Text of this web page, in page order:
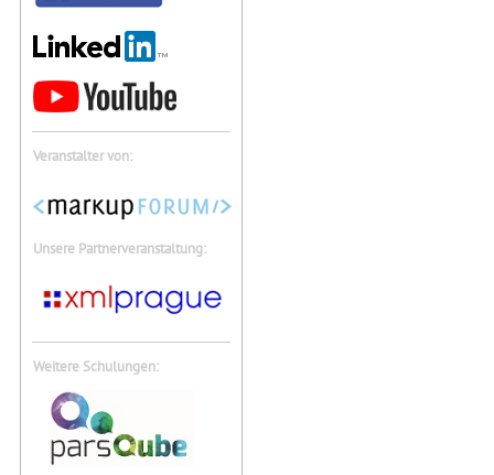
Veranstalter von:
Unsere Partnerveranstaltung:
Weitere Schulungen: